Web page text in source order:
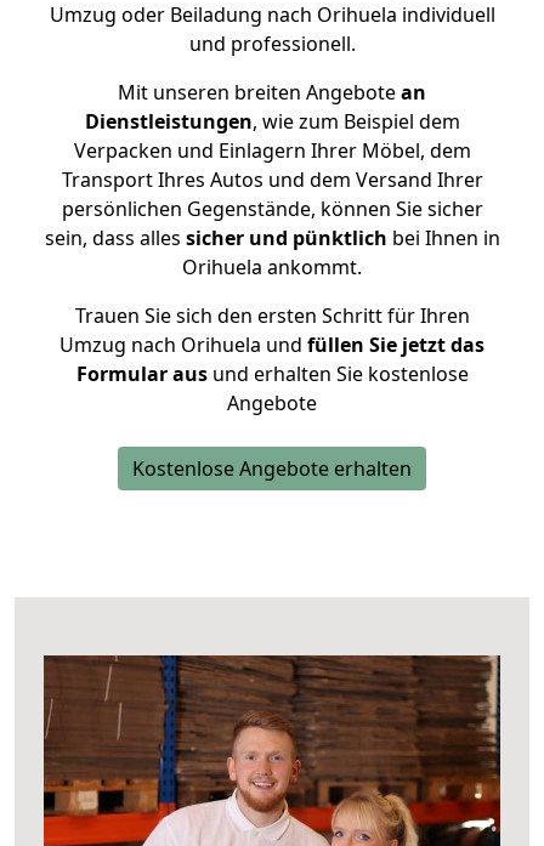
Umzug oder Beiladung nach Orihuela individuell
und professionell.
Mit unseren breiten Angebotean
Dienstleistungen, wie zum Beispiel dem
Verpacken und Einlagern Ihrer Möbel, dem
Transport Ihres Autos und dem Versand Ihrer
persönlichen Gegenstände, können Sie sicher
sein, dass alles sicher und pünktlich bei Ihnen in
Orihuela ankommt.
Trauen Sie sich den ersten Schritt für Ihren
Umzug nach Orihuela und füllen Sie jetzt das
Formular ausund erhalten Sie kostenlose
Angebote
Kostenlose Angebote erhalten